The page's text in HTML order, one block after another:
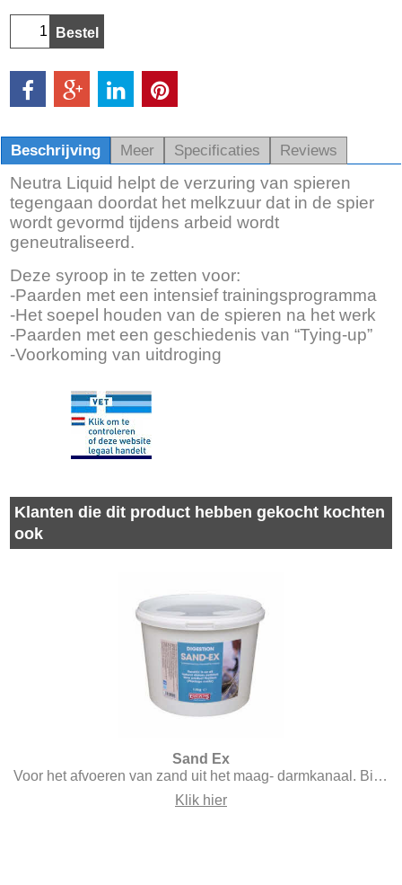
Bestel
Beschrijving Meer Specificaties Reviews
Neutra Liquid helpt de verzuring van spieren
tegengaan doordat het melkzuur dat in de spier
wordt gevormd tijdens arbeid wordt
geneutraliseerd.
Deze syroop in te zetten voor:
-Paarden met een intensief trainingsprogramma
-Het soepel houden van de spieren na het werk
-Paarden met een geschiedenis van “Tying-up”
-Voorkoming van uitdroging
Klanten die dit product hebben gekocht kochten
ook
Voor het afvoeren van zand uit het maag- darmkanaal. Bij zandeters en zand "snabbelaars\". Bevat tevens Pre- en Probiotica. 1,5 kg (Equimins 5,0 kg (Equimins)